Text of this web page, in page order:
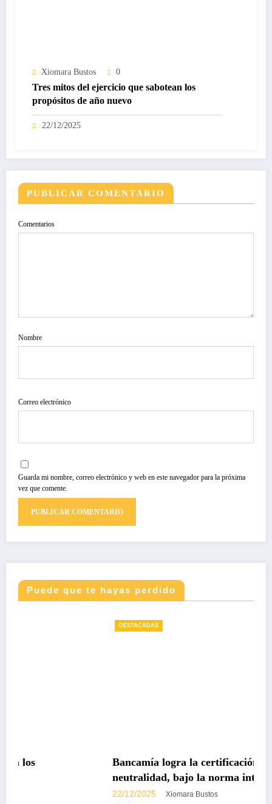
Xiomara Bustos 0
Tres mitos del ejercicio que sabotean los
propósitos de año nuevo
22/12/2025
PUBLICAR COMENTARIO
Comentarios
Nombre
Correo electrónico
Guarda mi nombre, correo electrónico y web en este navegador para la próxima
vez que comente.
Puede que te hayas perdido
Bancamía logra la certificación carbono
neutralidad, bajo la norma internacional ISO
Xiomara Bustos